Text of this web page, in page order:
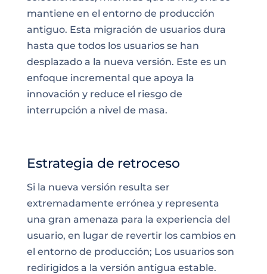
mantiene en el entorno de producción
antiguo. Esta migración de usuarios dura
hasta que todos los usuarios se han
desplazado a la nueva versión. Este es un
enfoque incremental que apoya la
innovación y reduce el riesgo de
interrupción a nivel de masa.
Estrategia de retroceso
Si la nueva versión resulta ser
extremadamente errónea y representa
una gran amenaza para la experiencia del
usuario, en lugar de revertir los cambios en
el entorno de producción; Los usuarios son
redirigidos a la versión antigua estable.